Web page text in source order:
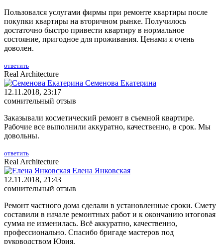
Пользовался услугами фирмы при ремонте квартиры после
покупки квартиры на вторичном рынке. Получилось
достаточно быстро привести квартиру в нормальное
состояние, пригодное для проживания. Ценами я очень
доволен.
ответить
Real Architecture
Семенова Екатерина
12.11.2018, 23:17
сомнительный отзыв
Заказывали косметический ремонт в съемной квартире.
Рабочие все выполнили аккуратно, качественно, в срок. Мы
довольны.
ответить
Real Architecture
Елена Янковская
12.11.2018, 21:43
сомнительный отзыв
Ремонт частного дома сделали в установленные сроки. Смету
составили в начале ремонтных работ и к окончанию итоговая
сумма не изменилась. Всё аккуратно, качественно,
профессионально. Спасибо бригаде мастеров под
руководством Юрия.